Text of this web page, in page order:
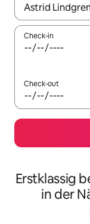
Wenn
Check-in
Check-out
Erstklassig
in der